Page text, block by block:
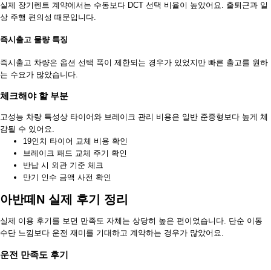
실제 장기렌트 계약에서는 수동보다 DCT 선택 비율이 높았어요. 출퇴근과 일
상 주행 편의성 때문입니다.
즉시출고 물량 특징
즉시출고 차량은 옵션 선택 폭이 제한되는 경우가 있었지만 빠른 출고를 원하
는 수요가 많았습니다.
체크해야 할 부분
고성능 차량 특성상 타이어와 브레이크 관리 비용은 일반 준중형보다 높게 체
감될 수 있어요.
19인치 타이어 교체 비용 확인
브레이크 패드 교체 주기 확인
반납 시 외관 기준 체크
만기 인수 금액 사전 확인
아반떼N 실제 후기 정리
실제 이용 후기를 보면 만족도 자체는 상당히 높은 편이었습니다. 단순 이동
수단 느낌보다 운전 재미를 기대하고 계약하는 경우가 많았어요.
운전 만족도 후기